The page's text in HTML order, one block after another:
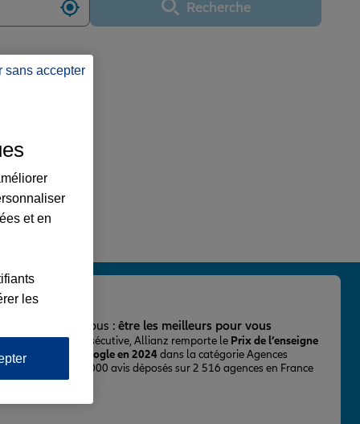
Utiliser ma positionRecherche
pour nous : être les meilleurs pour vous
la 2ème fois consécutive, Allianz remporte le Prix de l’enseigne
notée sur Google en 2024dans la catégorie Agences
avec 43 000 avis déposés sur 2 516 agences en France
note de 4,86/5.
sans accepter
et en
les